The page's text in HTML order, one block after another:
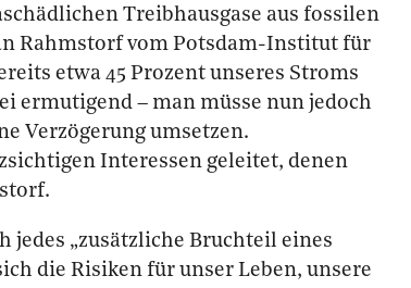
Treibhausgase aus fossilen
Rahmstorf vom Potsdam-Institut für
etwa 45 Prozent unseres Stroms
ermutigend – man müsse nun jedoch
Verzögerung umsetzen.
Interessen geleitet, denen
jedes „zusätzliche Bruchteil eines
die Risiken für unser Leben, unsere